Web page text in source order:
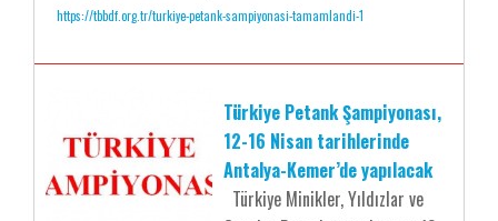
https://tbbdf.org.tr/turkiye-petank-sampiyonasi-tamamlandi-1
Türkiye Petank Şampiyonası,
12-16 Nisan tarihlerinde
Antalya-Kemer’de yapılacak
Türkiye Minikler, Yıldızlar ve